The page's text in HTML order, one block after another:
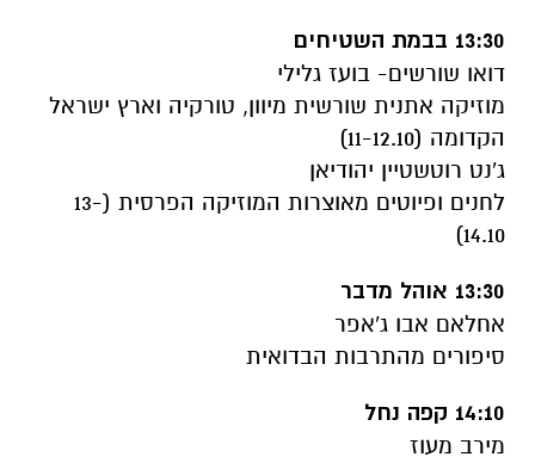
13:30 בבמת השטיחים
דואו שורשים- בועז גלילי
מוזיקה אתנית שורשית מיוון, טורקיה וארץ ישראל
הקדומה (11-12.10)
ג'נט רוטשטיין יהודיאן
לחנים ופיוטים מאוצרות המוזיקה הפרסית (13-
14.10)
13:30 אוהל מדבר
אחלאם אבו ג'אפר
סיפורים מהתרבות הבדואית
14:10 קפה נחל
מירב מעוז